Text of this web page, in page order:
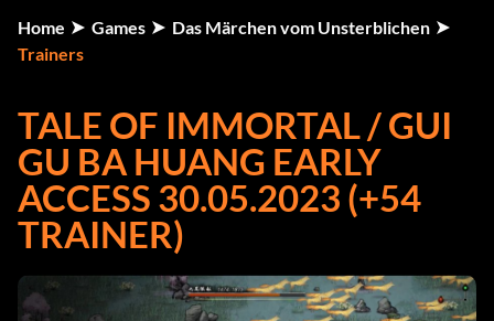
Home Games
Das Märchen vom Unsterblichen
Trainers
TALE OF IMMORTAL / GUI
GU BA HUANG EARLY
ACCESS 30.05.2023 (+54
TRAINER)